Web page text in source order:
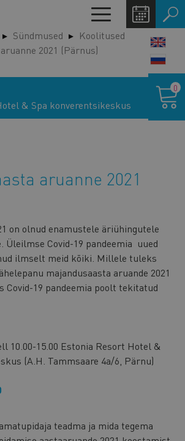
Toggle
navigation
Sündmused
Koolitused
2021 (Pärnus)
& Spa konverentsikeskus
aruanne 2021
on olnud enamustele äriühingutele
Covid-19 pandeemia uued
ilmselt meid kõiki. Millele tuleks
majandusaasta aruande 2021
Covid-19 pandeemia poolt tekitatud
10.00-15.00 Estonia Resort Hotel &
(A.H. Tammsaare 4a/6, Pärnu)
teadma ja mida tegema
0